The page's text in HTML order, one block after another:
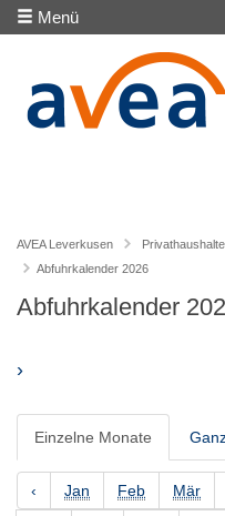
Menü
AVEA Leverkusen Privathaushalte
Abfuhrkalender 2026
Abfuhrkalender
›
Einzelne Monate
‹ Jan Feb Mär